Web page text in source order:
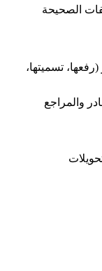
الصحيحة
تسميتها،
والمراجع